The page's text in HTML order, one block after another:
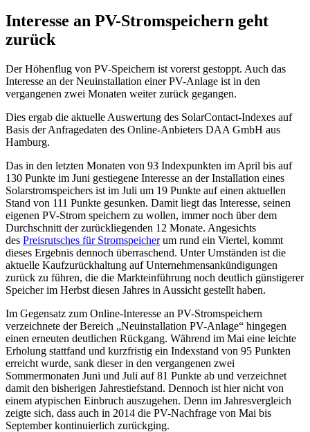
Interesse an PV-Stromspeichern geht
zurück
Der Höhenflug von PV-Speichern ist vorerst gestoppt. Auch das
Interesse an der Neuinstallation einer PV-Anlage ist in den
vergangenen zwei Monaten weiter zurück gegangen.
Dies ergab die aktuelle Auswertung des SolarContact-Indexes auf
Basis der Anfragedaten des Online-Anbieters DAA GmbH aus
Hamburg.
Das in den letzten Monaten von 93 Indexpunkten im April bis auf
130 Punkte im Juni gestiegene Interesse an der Installation eines
Solarstromspeichers ist im Juli um 19 Punkte auf einen aktuellen
Stand von 111 Punkte gesunken. Damit liegt das Interesse, seinen
eigenen PV-Strom speichern zu wollen, immer noch über dem
Durchschnitt der zurückliegenden 12 Monate. Angesichts
des Preisrutsches für Stromspeicherum rund ein Viertel, kommt
dieses Ergebnis dennoch überraschend. Unter Umständen ist die
aktuelle Kaufzurückhaltung auf Unternehmensankündigungen
zurück zu führen, die die Markteinführung noch deutlich günstigerer
Speicher im Herbst diesen Jahres in Aussicht gestellt haben.
Im Gegensatz zum Online-Interesse an PV-Stromspeichern
verzeichnete der Bereich „Neuinstallation PV-Anlage“ hingegen
einen erneuten deutlichen Rückgang. Während im Mai eine leichte
Erholung stattfand und kurzfristig ein Indexstand von 95 Punkten
erreicht wurde, sank dieser in den vergangenen zwei
Sommermonaten Juni und Juli auf 81 Punkte ab und verzeichnet
damit den bisherigen Jahrestiefstand. Dennoch ist hier nicht von
einem atypischen Einbruch auszugehen. Denn im Jahresvergleich
zeigte sich, dass auch in 2014 die PV-Nachfrage von Mai bis
September kontinuierlich zurückging.